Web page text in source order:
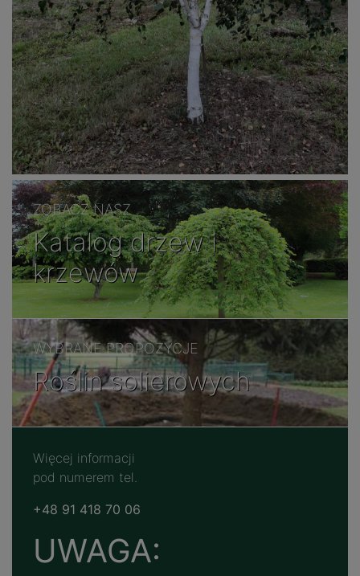
ZOBACZ NASZ
Katalog drzew i
krzewów
WYBRANE PROPOZYCJE
Roślin solierowych
Więcej informacji
pod numerem tel.
+48 91 418 70 06
UWAGA: